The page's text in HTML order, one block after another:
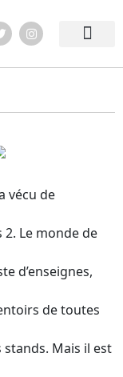
vécu de
2. Le monde de
d’enseignes,
de toutes
stands. Mais il est